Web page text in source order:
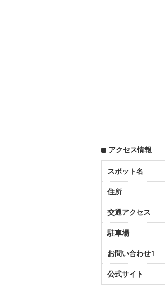
アクセス情報
スポット名
住所
交通アクセス
駐車場
お問い合わせ1
公式サイト